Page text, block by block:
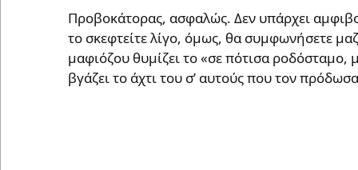
Προβοκάτορας, ασφαλώς. Δεν υπάρχει
το σκεφτείτε λίγο, όμως, θα συμφωνήσετε
μαφιόζου θυμίζει το «σε πότισα ροδόσταμο,
βγάζει το άχτι του σ’ αυτούς που τον